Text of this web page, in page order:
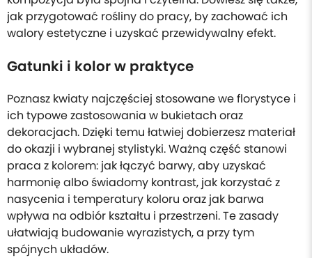
jak przygotować rośliny do pracy, by zachować ich
walory estetyczne i uzyskać przewidywalny efekt.
Gatunki i kolor w praktyce
Poznasz kwiaty najczęściej stosowane we florystyce i
ich typowe zastosowania w bukietach oraz
dekoracjach. Dzięki temu łatwiej dobierzesz materiał
do okazji i wybranej stylistyki. Ważną część stanowi
praca z kolorem: jak łączyć barwy, aby uzyskać
harmonię albo świadomy kontrast, jak korzystać z
nasycenia i temperatury koloru oraz jak barwa
wpływa na odbiór kształtu i przestrzeni. Te zasady
ułatwiają budowanie wyrazistych, a przy tym
spójnych układów.